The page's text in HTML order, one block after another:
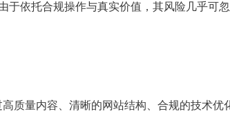
于依托合规操作与真实价值，其风险几乎可
质量内容、清晰的网站结构、合规的技术优